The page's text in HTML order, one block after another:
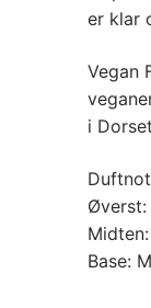
er klar
Vegan
i
Øverst:
Base: